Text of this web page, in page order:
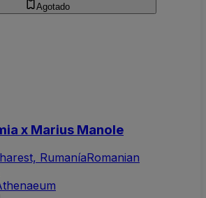
Agotado
x Marius Manole
RumaníaRomanian